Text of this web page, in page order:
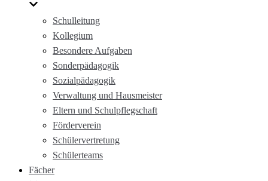
Schulleitung
Kollegium
Besondere Aufgaben
Sonderpädagogik
Sozialpädagogik
Verwaltung und Hausmeister
Eltern und Schulpflegschaft
Förderverein
Schülervertretung
Schülerteams
Fächer